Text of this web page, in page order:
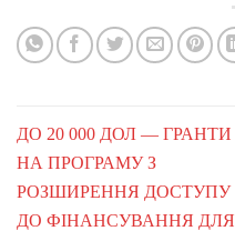
ДО 20 000 ДОЛ — ГРАНТИ
НА ПРОГРАМУ З
РОЗШИРЕННЯ ДОСТУПУ
ДО ФІНАНСУВАННЯ ДЛЯ